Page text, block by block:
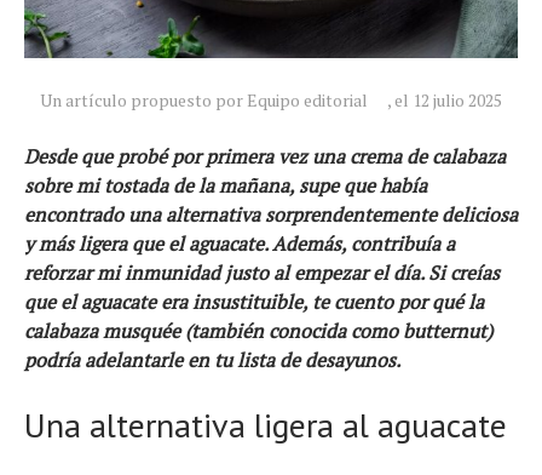
Un artículo propuesto por Equipo editorial , el 12 julio 2025
Desde que probé por primera vez una crema de calabaza
sobre mi tostada de la mañana, supe que había
encontrado una alternativa sorprendentemente deliciosa
y másligeraque el aguacate. Además, contribuía a
reforzar miinmunidadjusto al empezar el día. Si creías
que el aguacate era insustituible, te cuento por qué la
calabaza musquée (también conocida como butternut)
podría adelantarle en tu lista de desayunos.
Una alternativa ligera al aguacate
Noticias
Tecnologías
Revisión de productos
Consejo
Artículos